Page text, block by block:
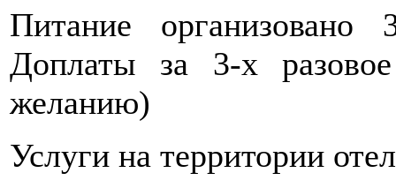
Питание организовано
Доплаты за 3-х
желанию)
Услуги на территории